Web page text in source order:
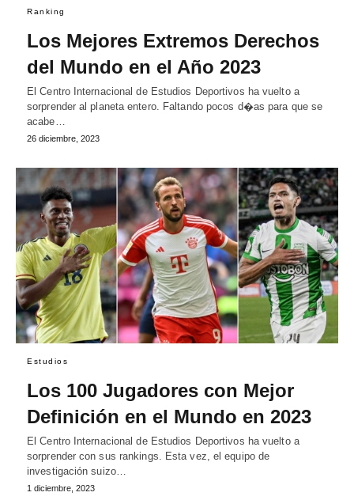
Ranking
Los Mejores Extremos Derechos
del Mundo en el Año 2023
El Centro Internacional de Estudios Deportivos ha vuelto a
sorprender al planeta entero. Faltando pocos d�as para que se
acabe…
26 diciembre, 2023
Estudios
Los 100 Jugadores con Mejor
Definición en el Mundo en 2023
El Centro Internacional de Estudios Deportivos ha vuelto a
sorprender con sus rankings. Esta vez, el equipo de
investigación suizo…
1 diciembre, 2023